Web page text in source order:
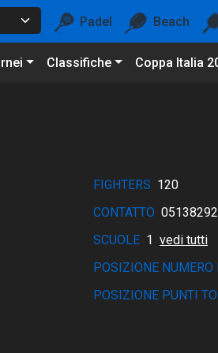
Padel Beach
Classifiche Coppa Italia
FIGHTERS 120
CONTATTO
SCUOLE 1 vedi tutti
POSIZIONE NUMERO
POSIZIONE PUNTI